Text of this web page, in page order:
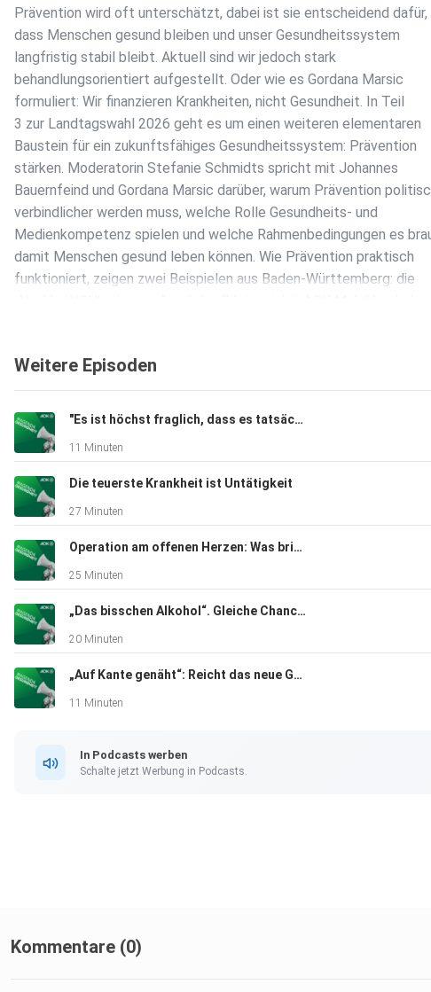
Prävention wird oft unterschätzt, dabei ist sie entscheidend dafür,
dass Menschen gesund bleiben und unser Gesundheitssystem
langfristig stabil bleibt. Aktuell sind wir jedoch stark
behandlungsorientiert aufgestellt. Oder wie es Gordana Marsic
formuliert: Wir finanzieren Krankheiten, nicht Gesundheit. In Teil
3 zur Landtagswahl 2026 geht es um einen weiteren elementaren
Baustein für ein zukunftsfähiges Gesundheitssystem: Prävention
stärken. Moderatorin Stefanie Schmidts spricht mit Johannes
Bauernfeind und Gordana Marsic darüber, warum Prävention
verbindlicher werden muss, welche Rolle Gesundheits- und
Medienkompetenz spielen und welche Rahmenbedingungen es
damit Menschen gesund leben können. Wie Prävention praktisch
funktioniert, zeigen zwei Beispielen aus Baden-Württemberg: die
nachhaltig zu verändern: durch Coaching sowie Angebote zu
erzählt, wie sie dadurch konkrete Unterstützung und neue
gefunden hat.
Weitere Episoden
"Es ist höchst fraglich, dass es tatsächlich ausreicht"
11 Minuten
Die teuerste Krankheit ist Untätigkeit
27 Minuten
Operation am offenen Herzen: Was bringt die Krankenhausreform?
25 Minuten
„Das bisschen Alkohol“. Gleiche Chancen auf Gesundheitswissen für werdende Mütter
20 Minuten
„Auf Kante genäht“: Reicht das neue Gesetz für stabile Kassenbeiträge?
11 Minuten
In Podcasts werben
Schalte jetzt Werbung in Podcasts.
Kommentare (0)